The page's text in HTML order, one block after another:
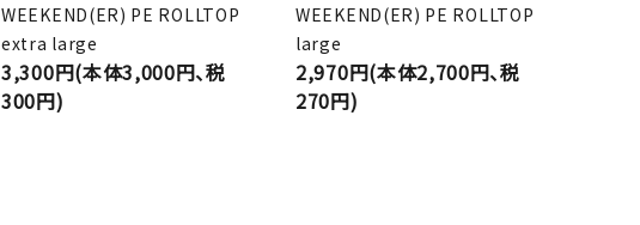
WEEKEND(ER) PE ROLLTOP
extra large
3,300円(本体3,000円、税
300円)
WEEKEND(ER) PE ROLLTOP
large
2,970円(本体2,700円、税
270円)